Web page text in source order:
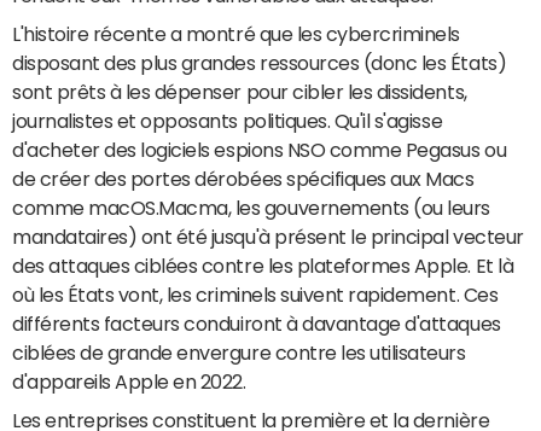
L'histoire récente a montré que les cybercriminels
disposant des plus grandes ressources (donc les États)
sont prêts à les dépenser pour cibler les dissidents,
journalistes et opposants politiques. Qu'il s'agisse
d'acheter des logiciels espions NSO comme Pegasus ou
de créer des portes dérobées spécifiques aux Macs
comme macOS.Macma, les gouvernements (ou leurs
mandataires) ont été jusqu'à présent le principal vecteur
des attaques ciblées contre les plateformes Apple. Et là
où les États vont, les criminels suivent rapidement. Ces
différents facteurs conduiront à davantage d'attaques
ciblées de grande envergure contre les utilisateurs
d'appareils Apple en 2022.
Les entreprises constituent la première et la dernière